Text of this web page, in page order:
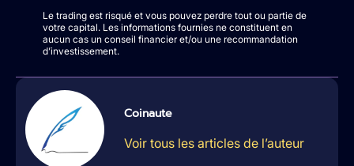
Le trading est risqué et vous pouvez perdre tout ou partie de
votre capital. Les informations fournies ne constituent en
aucun cas un conseil financier et/ou une recommandation
d’investissement.
Coinaute
Voir tous les articles de l’auteur